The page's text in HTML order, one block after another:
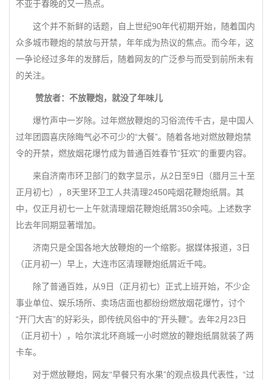
不亚于春晚的又一热点。
这个并不新鲜的话题，自上世纪90年代初期开始，随着国内
众多城市鞭炮的禁放与开禁，年年成为热议的焦点。而今年，这
一争论经过多年的发酵后，随着网友的广泛参与而受到前所未有
的关注。
赞放者：不放鞭炮，就没了年味儿
爆竹声中一岁除。过年燃放鞭炮的习俗流传千古，是中国人
过年团圆喜庆除晦气必不可少的“大餐”。随着各地对燃放鞭炮禁
令的开禁，燃放烟花爆竹成为普通百姓春节“狂欢”的重要内容。
来自济南市环卫部门的数字显示，从2日至9日（腊月三十至
正月初七），8天里环卫工人共清理2450吨烟花鞭炮纸屑。其
中，仅正月初七一上午就清理烟花鞭炮纸屑350余吨。上述数字
比去年同期显著增加。
济南只是全国各地大放鞭炮的一个缩影。据媒体报道，3日
（正月初一）早上，大连市区清理鞭炮纸屑近千吨。
除了普通百姓，从9日（正月初七）正式上班开始，不少企
事业单位、娱乐场所、卖场店面也都纷纷燃放烟花爆竹，讨个
“开门大吉”的好彩头，即传统风俗中的“开头鞭”。去年2月23日
（正月初十），哈尔滨北环商城一小时燃放的鞭炮纸屑就装了两
卡车。
对于燃放鞭炮，网友“早餐只有水果”的观点极具代表性，“过